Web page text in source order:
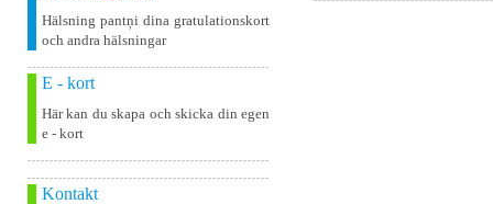
Hälsning pantņi dina gratulationskort
och andra hälsningar
E - kort
Här kan du skapa och skicka din egen
e - kort
Kontakt